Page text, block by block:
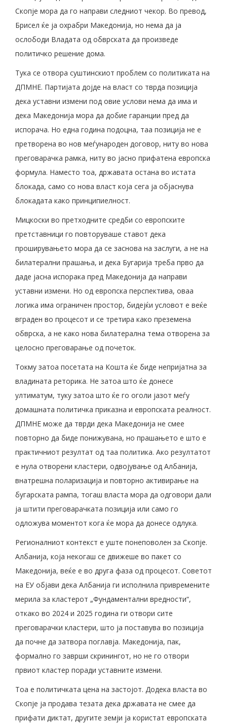
Скопје мора да го направи следниот чекор. Во превод,
Брисел ќе ја охрабри Македонија, но нема да ја
ослободи Владата од обврската да произведе
политичко решение дома.
Тука се отвора суштинскиот проблем со политиката на
ДПМНЕ. Партијата дојде на власт со тврда позиција
дека уставни измени под овие услови нема да има и
дека Македонија мора да добие гаранции пред да
испорача. Но една година подоцна, таа позиција не е
претворена во нов меѓународен договор, ниту во нова
преговарачка рамка, ниту во јасно прифатена европска
формула. Наместо тоа, државата остана во истата
блокада, само со нова власт која сега ја објаснува
блокадата како принципиелност.
Мицкоски во претходните средби со европските
претставници го повторуваше ставот дека
проширувањето мора да се заснова на заслуги, а не на
билатерални прашања, и дека Бугарија треба прво да
даде јасна испорака пред Македонија да направи
уставни измени. Но од европска перспектива, оваа
логика има ограничен простор, бидејќи условот е веќе
вграден во процесот и се третира како преземена
обврска, а не како нова билатерална тема отворена за
целосно преговарање од почеток.
Токму затоа посетата на Кошта ќе биде непријатна за
владината реторика. Не затоа што ќе донесе
ултиматум, туку затоа што ќе го оголи јазот меѓу
домашната политичка приказна и европската реалност.
ДПМНЕ може да тврди дека Македонија не смее
повторно да биде понижувана, но прашањето е што е
практичниот резултат од таа политика. Ако резултатот
е нула отворени кластери, одвојување од Албанија,
внатрешна поларизација и повторно активирање на
бугарската рампа, тогаш власта мора да одговори дали
ја штити преговарачката позиција или само го
одложува моментот кога ќе мора да донесе одлука.
Регионалниот контекст е уште понеповолен за Скопје.
Албанија, која некогаш се движеше во пакет со
Македонија, веќе е во друга фаза од процесот. Советот
на ЕУ објави дека Албанија ги исполнила привремените
мерила за кластерот „Фундаментални вредности“,
откако во 2024 и 2025 година ги отвори сите
преговарачки кластери, што ја поставува во позиција
да почне да затвора поглавја. Македонија, пак,
формално го заврши скринингот, но не го отвори
првиот кластер поради уставните измени.
Тоа е политичката цена на застојот. Додека власта во
Скопје ја продава тезата дека државата не смее да
прифати диктат, другите земји ја користат европската